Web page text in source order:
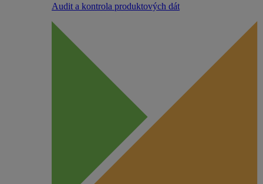
Audit a kontrola produktových dát